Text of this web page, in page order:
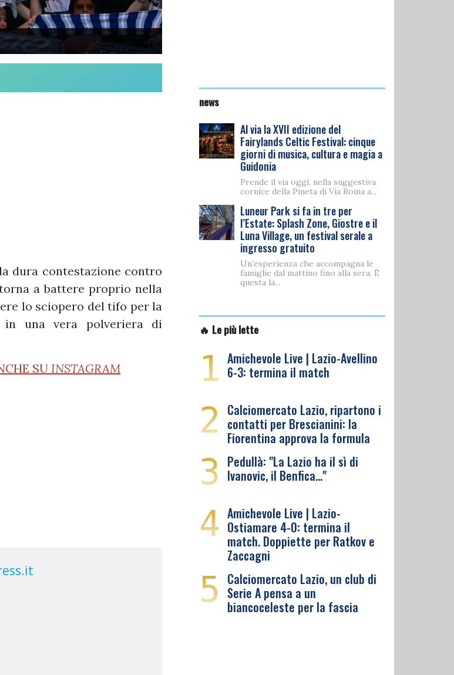
dura contestazione contro
a battere proprio nella
lo sciopero del tifo per la
in una vera polveriera di
SU INSTAGRAM
news
Al via la XVII edizione del
Fairylands Celtic Festival: cinque
giorni di musica, cultura e magia a
Guidonia
Prende il via oggi, nella suggestiva
cornice della Pineta di Via Roma a...
Luneur Park si fa in tre per
l’Estate: Splash Zone, Giostre e il
Luna Village, un festival serale a
ingresso gratuito
Un’esperienza che accompagna le
famiglie dal mattino fino alla sera. È
questa la...
🔥 Le più lette
1 Amichevole Live | Lazio-Avellino
6-3: termina il match
2 Calciomercato Lazio, ripartono i
contatti per Brescianini: la
Fiorentina approva la formula
3 Pedullà: "La Lazio ha il sì di
Ivanovic, il Benfica…"
4 Amichevole Live | Lazio-
Ostiamare 4-0: termina il
match. Doppiette per Ratkov e
Zaccagni
5 Calciomercato Lazio, un club di
Serie A pensa a un
biancoceleste per la fascia